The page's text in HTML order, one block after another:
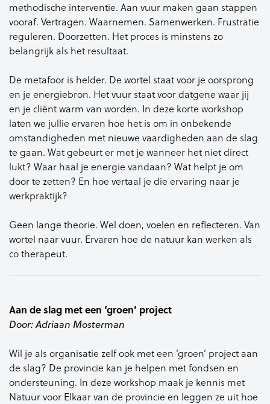
methodische interventie. Aan vuur maken gaan stappen
vooraf. Vertragen. Waarnemen. Samenwerken. Frustratie
reguleren. Doorzetten. Het proces is minstens zo
belangrijk als het resultaat.
De metafoor is helder. De wortel staat voor je oorsprong
en je energiebron. Het vuur staat voor datgene waar jij
en je cliënt warm van worden. In deze korte workshop
laten we jullie ervaren hoe het is om in onbekende
omstandigheden met nieuwe vaardigheden aan de slag
te gaan. Wat gebeurt er met je wanneer het niet direct
lukt? Waar haal je energie vandaan? Wat helpt je om
door te zetten? En hoe vertaal je die ervaring naar je
werkpraktijk?
Geen lange theorie. Wel doen, voelen en reflecteren. Van
wortel naar vuur. Ervaren hoe de natuur kan werken als
co therapeut.
Aan de slag met een ‘groen’ project
Door: Adriaan Mosterman
Wil je als organisatie zelf ook met een ‘groen’ project aan
de slag? De provincie kan je helpen met fondsen en
ondersteuning. In deze workshop maak je kennis met
Natuur voor Elkaar van de provincie en leggen ze uit hoe